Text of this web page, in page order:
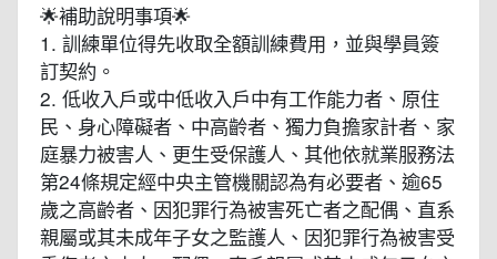
🌟補助說明事項🌟
1. 訓練單位得先收取全額訓練費用，並與學員簽
訂契約。
2. 低收入戶或中低收入戶中有工作能力者、原住
民、身心障礙者、中高齡者、獨力負擔家計者、家
庭暴力被害人、更生受保護人、其他依就業服務法
第24條規定經中央主管機關認為有必要者、逾65
歲之高齡者、因犯罪行為被害死亡者之配偶、直系
親屬或其未成年子女之監護人、因犯罪行為被害受